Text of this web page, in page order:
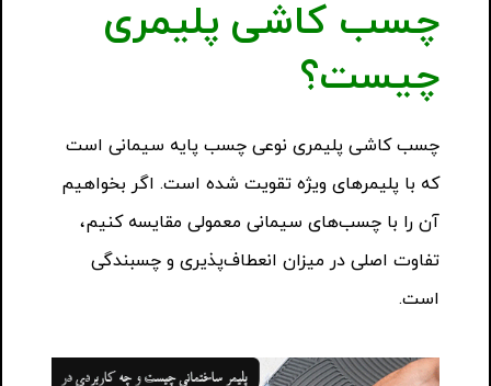
چسب کاشی پلیمری
چیست؟
چسب کاشی پلیمری نوعی چسب پایه سیمانی است
که با پلیمرهای ویژه تقویت شده است. اگر بخواهیم
آن را با چسب‌های سیمانی معمولی مقایسه کنیم،
تفاوت اصلی در میزان انعطاف‌پذیری و چسبندگی
است.